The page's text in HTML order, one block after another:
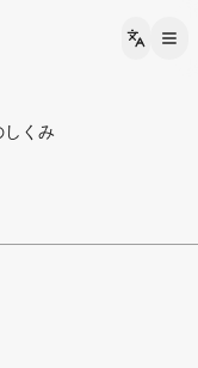
くみ